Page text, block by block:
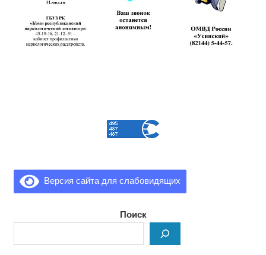
Версия сайта для слабовидящих
Поиск